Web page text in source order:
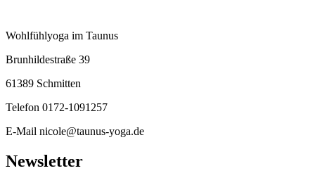
Wohlfühlyoga im Taunus
Brunhildestraße 39
61389 Schmitten
Telefon 0172-1091257
E-Mail nicole@taunus-yoga.de
Newsletter